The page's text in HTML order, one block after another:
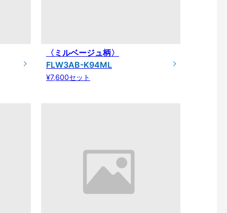
〈ミルベージュ柄〉
FLW3AB-K94ML
¥7,600セット